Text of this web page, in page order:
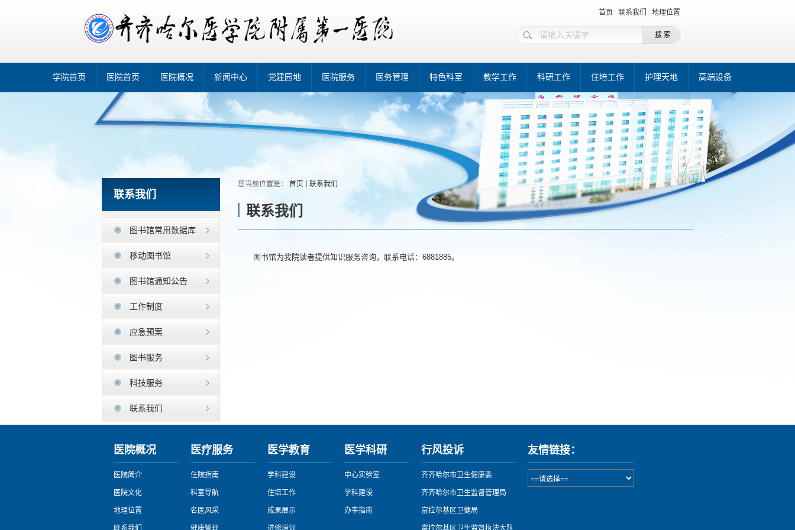
首页 联系我们 地理位置
学院首页 医院首页 医院概况 新闻中心 党建园地 医院服务 医务管理 特色科室 教学工作 科研工作 住培工作 护理天地 高端设备
联系我们
图书馆常用数据库
移动图书馆
图书馆通知公告
工作制度
应急预案
图书服务
科技服务
联系我们
您当前位置是： 首页 联系我们
联系我们
图书馆为我院读者提供知识服务咨询，联系电话：6881885。
医院概况
医院简介
医院文化
地理位置
联系我们
医疗服务
住院指南
科室导航
名医风采
健康管理
医学教育
学科建设
住培工作
成果展示
进修培训
医学科研
中心实验室
学科建设
办事指南
行风投诉
齐齐哈尔市卫生健康委
齐齐哈尔市卫生监督管理局
富拉尔基区卫健局
富拉尔基区卫生监督执法大队
友情链接：